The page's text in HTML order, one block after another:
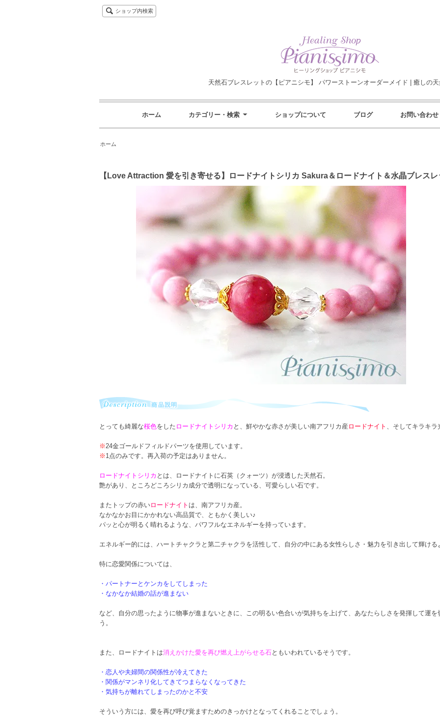
ショップ内検索
天然石ブレスレットの【ピアニシモ】 パワーストーンオーダーメイド | 癒しの
ホーム カテゴリー・検索 ショップについて ブログ お問い合わせ
ホーム
【Love Attraction 愛を引き寄せる】ロードナイトシリカ Sakura＆ロードナイト＆水晶ブレス
とっても綺麗な桜色をした ロードナイトシリカ と、鮮やかな赤さが美しい南アフリカ産 ロードナイト 、そしてキラキラ
※24金ゴールドフィルドパーツを使用しています。
※ 1点のみです。再入荷の予定はありません。
ロードナイトシリカ とは、ロードナイトに石英（クォーツ）が浸透した天然石。
艶があり、ところどころシリカ成分で透明になっている、可愛らしい石です。
またトップの赤いロードナイト は、南アフリカ産。
なかなかお目にかかれない高品質で、ともかく美しい♪
パッと心が明るく晴れるような、パワフルなエネルギーを持っています。
エネルギー的には、ハートチャクラと第二チャクラを活性して、自分の中にある女性らしさ・魅力を引き出して輝け
特に恋愛関係については、
・パートナーとケンカをしてしまった
・なかなか結婚の話が進まない
など、自分の思ったように物事が進まないときに、この明るい色合いが気持ちを上げて、あなたらしさを発揮して運
う。
また、ロードナイトは消えかけた愛を再び燃え上がらせる石ともいわれているそうです。
・恋人や夫婦間の関係性が冷えてきた
・関係がマンネリ化してきてつまらなくなってきた
・気持ちが離れてしまったのかと不安
そういう方には、愛を再び呼び覚ますためのきっかけとなってくれることでしょう。